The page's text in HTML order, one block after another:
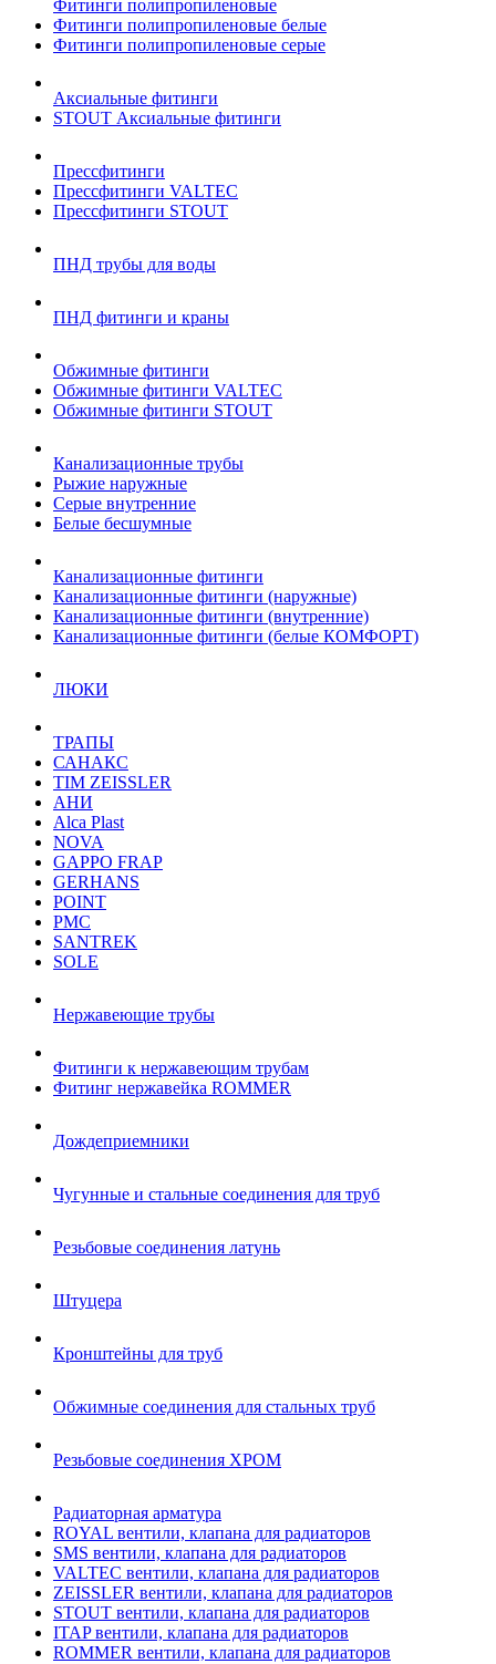
Фитинги полипропиленовые
Фитинги полипропиленовые белые
Фитинги полипропиленовые серые
Аксиальные фитинги
STOUT Аксиальные фитинги
Прессфитинги
Прессфитинги VALTEC
Прессфитинги STOUT
ПНД трубы для воды
ПНД фитинги и краны
Обжимные фитинги
Обжимные фитинги VALTEC
Обжимные фитинги STOUT
Канализационные трубы
Рыжие наружные
Серые внутренние
Белые бесшумные
Канализационные фитинги
Канализационные фитинги (наружные)
Канализационные фитинги (внутренние)
Канализационные фитинги (белые КОМФОРТ)
ЛЮКИ
ТРАПЫ
САНАКС
TIM ZEISSLER
АНИ
Alca Plast
NOVA
GAPPO FRAP
GERHANS
POINT
РМС
SANTREK
SOLE
Нержавеющие трубы
Фитинги к нержавеющим трубам
Фитинг нержавейка ROMMER
Дождеприемники
Чугунные и стальные соединения для труб
Резьбовые соединения латунь
Штуцера
Кронштейны для труб
Обжимные соединения для стальных труб
Резьбовые соединения ХРОМ
Радиаторная арматура
ROYAL вентили, клапана для радиаторов
SMS вентили, клапана для радиаторов
VALTEC вентили, клапана для радиаторов
ZEISSLER вентили, клапана для радиаторов
STOUT вентили, клапана для радиаторов
ITAP вентили, клапана для радиаторов
ROMMER вентили, клапана для радиаторов